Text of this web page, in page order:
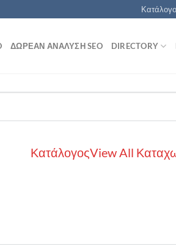
ΔΩΡΕΆΝ ΑΝΆΛΥΣΗ SEO DIRECTORY
ΚατάλογοςView All